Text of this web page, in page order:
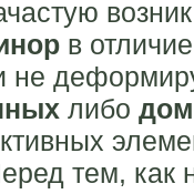
в
не
либо
тем, как